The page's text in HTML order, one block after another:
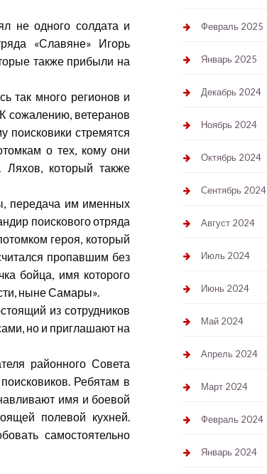
не одного солдата и
«Славяне» Игорь
также прибыли на
так много регионов и
сожалению, ветеранов
поисковики стремятся
о тех, кому они
который также
передача им именных
поискового отряда
героя, который
пропавшим без
бойца, имя которого
ныне Самары».
из сотрудников
но и приглашают на
районного Совета
Ребятам в
имя и боевой
полевой кухней.
самостоятельно
Февраль 2025
Январь 2025
Декабрь 2024
Ноябрь 2024
Октябрь 2024
Сентябрь 2024
Август 2024
Июль 2024
Июнь 2024
Май 2024
Апрель 2024
Март 2024
Февраль 2024
Январь 2024